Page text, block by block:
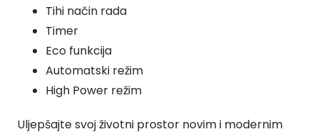
Tihi način rada
Timer
Eco funkcija
Automatski režim
High Power režim
Uljepšajte svoj životni prostor novim i modernim